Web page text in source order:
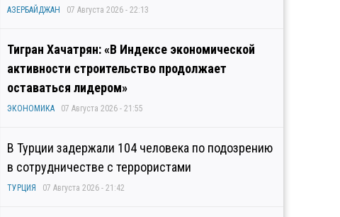
АЗЕРБАЙДЖАН 07 Августа 2026 - 22:13
Тигран Хачатрян: «В Индексе экономической
активности строительство продолжает
оставаться лидером»
ЭКОНОМИКА 07 Августа 2026 - 21:55
В Турции задержали 104 человека по подозрению
в сотрудничестве с террористами
ТУРЦИЯ 07 Августа 2026 - 21:42